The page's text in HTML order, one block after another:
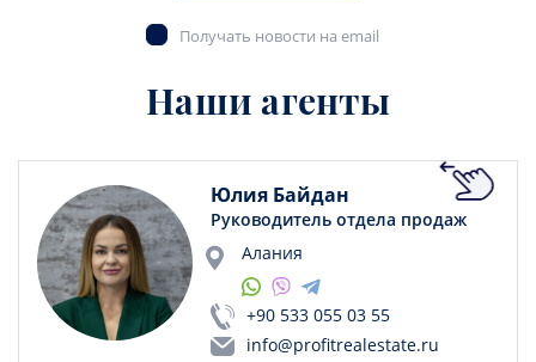
Получать новости на email
Наши агенты
Юлия Байдан
Руководитель отдела продаж
Алания
+90 533 055 03 55
info@profitrealestate.ru